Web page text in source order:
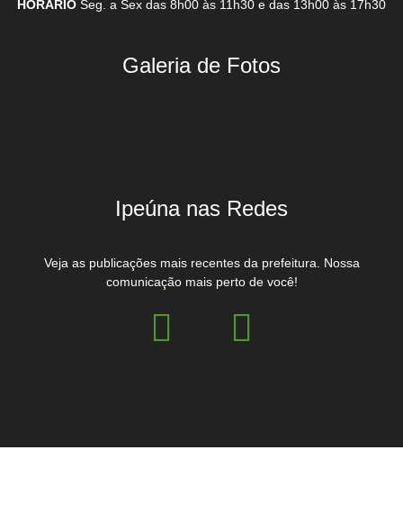
HORÁRIO Seg. a Sex das 8h00 às 11h30 e das 13h00 às 17h30
Galeria de Fotos
Ipeúna nas Redes
Veja as publicações mais recentes da prefeitura. Nossa
comunicação mais perto de você!